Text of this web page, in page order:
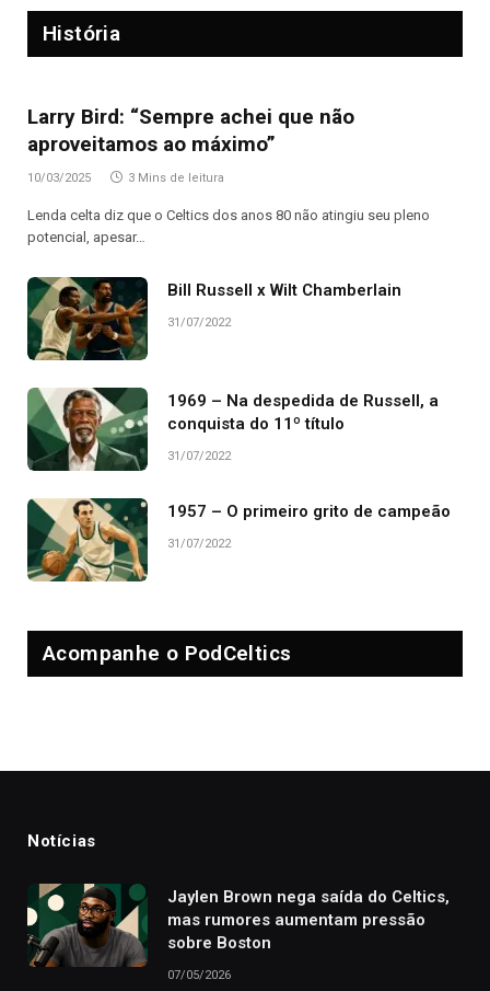
História
Larry Bird: “Sempre achei que não
aproveitamos ao máximo”
10/03/2025 3 Mins de leitura
Lenda celta diz que o Celtics dos anos 80 não atingiu seu pleno
potencial, apesar…
Bill Russell x Wilt Chamberlain
31/07/2022
1969 – Na despedida de Russell, a
conquista do 11º título
31/07/2022
1957 – O primeiro grito de campeão
31/07/2022
Acompanhe o PodCeltics
Notícias
Jaylen Brown nega saída do Celtics,
mas rumores aumentam pressão
sobre Boston
07/05/2026